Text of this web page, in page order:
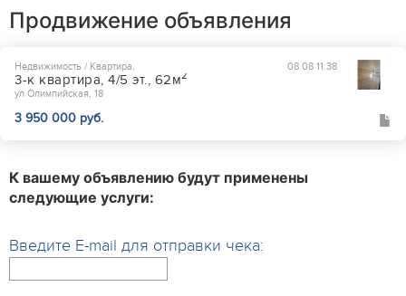
Продвижение объявления
08.08 11:38
Недвижимость / Квартира,
3-к квартира, 4/5 эт., 62м2
ул Олимпийская, 18
3 950 000 руб.
К вашему объявлению будут применены
следующие услуги:
Введите E-mail для отправки чека: